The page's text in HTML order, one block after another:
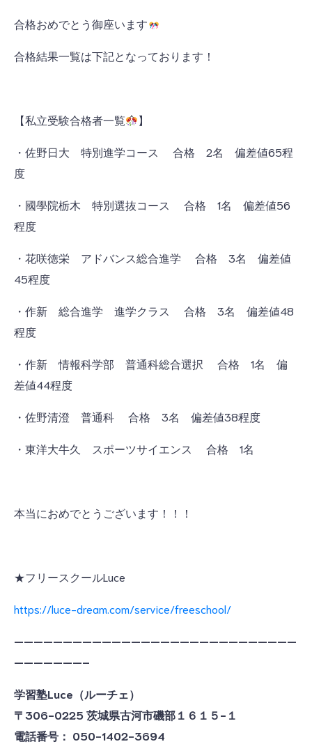
合格おめでとう御座います
合格結果一覧は下記となっております！
【私立受験合格者一覧 】
・佐野日大 特別進学コース 合格 2名 偏差値65程
度
・國學院栃木 特別選抜コース 合格 1名 偏差値56
程度
・花咲徳栄 アドバンス総合進学 合格 3名 偏差値
45程度
・作新 総合進学 進学クラス 合格 3名 偏差値48
程度
・作新 情報科学部 普通科総合選択 合格 1名 偏
差値44程度
・佐野清澄 普通科 合格 3名 偏差値38程度
・東洋大牛久 スポーツサイエンス 合格 1名
本当におめでとうございます！！！
★フリースクールLuce
https://luce-dream.com/service/freeschool/
—————————————————————————————
———————–
学習塾Luce（ルーチェ）
〒306-0225 茨城県古河市磯部１６１５−１
電話番号： 050-1402-3694